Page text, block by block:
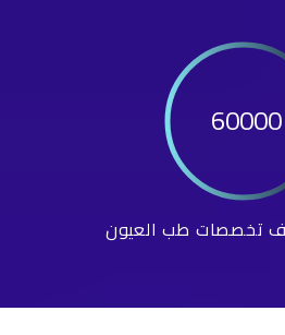
60000
تخصصات طب العيون